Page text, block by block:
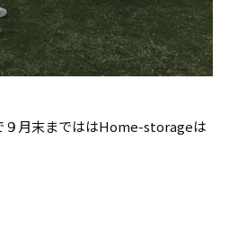
９月末までははHome-storageは